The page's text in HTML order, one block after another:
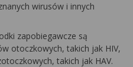
wirusów i innych
zapobiegawcze są
otoczkowych, takich jak HIV,
takich jak HAV.